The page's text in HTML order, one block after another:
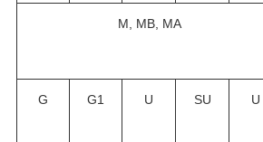
M, MB, MA
G G1 U SU U